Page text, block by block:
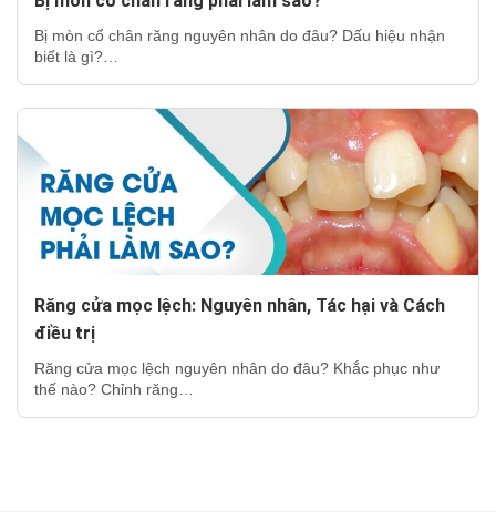
Bị mòn cổ chân răng nguyên nhân do đâu? Dấu hiệu nhận
biết là gì?…
Răng cửa mọc lệch: Nguyên nhân, Tác hại và Cách
điều trị
Răng cửa mọc lệch nguyên nhân do đâu? Khắc phục như
thế nào? Chỉnh răng…